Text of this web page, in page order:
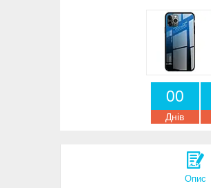
00
Днів
Опис